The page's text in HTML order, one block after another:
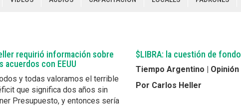
requirió información sobre
acuerdos con EEUU
y todas valoramos el terrible
que significa dos años sin
Presupuesto, y entonces sería
$LIBRA: la cuestión de fondo
Tiempo Argentino | Opinión
Por Carlos Heller